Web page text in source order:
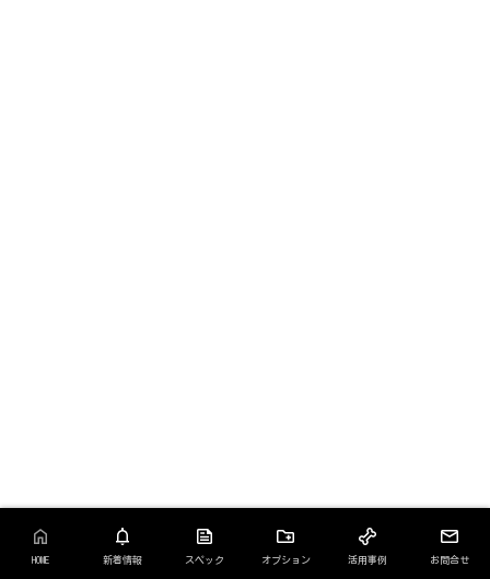
HOME 新着情報 スペック オプション 活用事例 お問合せ